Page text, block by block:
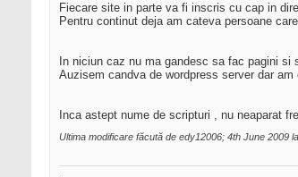
Fiecare site in parte va fi inscris cu cap in
Pentru continut deja am cateva persoane
In niciun caz nu ma gandesc sa fac pagini
Auzisem candva de wordpress server dar
Inca astept nume de scripturi , nu neaparat
Ultima modificare făcută de edy12006; 4th June 2009 la